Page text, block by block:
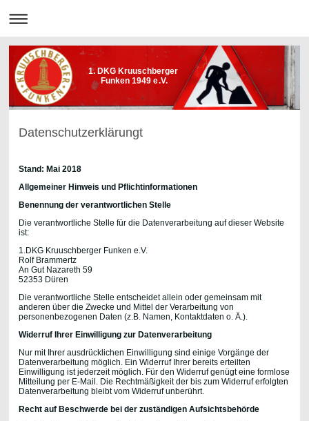
1. DKG Kruuschberger
Funken 1949 e.V.
Datenschutzerklärungt
Stand: Mai 2018
Allgemeiner Hinweis und Pflichtinformationen
Benennung der verantwortlichen Stelle
Die verantwortliche Stelle für die Datenverarbeitung auf dieser Website
ist:
1.DKG Kruuschberger Funken e.V.
Rolf Brammertz
An Gut Nazareth 59
52353 Düren
Die verantwortliche Stelle entscheidet allein oder gemeinsam mit
anderen über die Zwecke und Mittel der Verarbeitung von
personenbezogenen Daten (z.B. Namen, Kontaktdaten o. Ä.).
Widerruf Ihrer Einwilligung zur Datenverarbeitung
Nur mit Ihrer ausdrücklichen Einwilligung sind einige Vorgänge der
Datenverarbeitung möglich. Ein Widerruf Ihrer bereits erteilten
Einwilligung ist jederzeit möglich. Für den Widerruf genügt eine formlose
Mitteilung per E-Mail. Die Rechtmäßigkeit der bis zum Widerruf erfolgten
Datenverarbeitung bleibt vom Widerruf unberührt.
Recht auf Beschwerde bei der zuständigen Aufsichtsbehörde